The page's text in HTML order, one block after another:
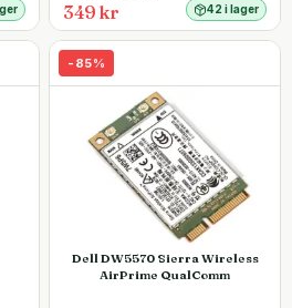
349 kr 42 i lager
- 85%
Dell DW5570 Sierra Wireless
AirPrime QualComm